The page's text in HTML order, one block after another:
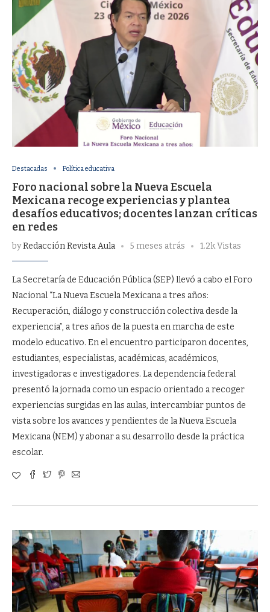
Destacadas Política educativa
Foro nacional sobre la Nueva Escuela
Mexicana recoge experiencias y plantea
desafíos educativos; docentes lanzan críticas
en redes
byRedacción Revista Aula 5 meses atrás 1.2k Vistas
La Secretaría de Educación Pública (SEP) llevó a cabo el Foro
Nacional “La Nueva Escuela Mexicana a tres años:
Recuperación, diálogo y construcción colectiva desde la
experiencia”, a tres años de la puesta en marcha de este
modelo educativo. En el encuentro participaron docentes,
estudiantes, especialistas, académicas, académicos,
investigadoras e investigadores. La dependencia federal
presentó la jornada como un espacio orientado a recoger
experiencias surgidas en las aulas, intercambiar puntos de
vista sobre los avances y pendientes de la Nueva Escuela
Mexicana (NEM) y abonar a su desarrollo desde la práctica
escolar.